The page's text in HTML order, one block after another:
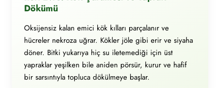
Dökümü
Oksijensiz kalan emici kök kılları parçalanır ve
hücreler nekroza uğrar. Kökler jöle gibi erir ve siyaha
döner. Bitki yukarıya hiç su iletemediği için üst
yapraklar yeşilken bile aniden pörsür, kurur ve hafif
bir sarsıntıyla topluca dökülmeye başlar.